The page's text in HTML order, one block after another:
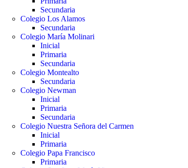
Secundaria
Colegio Los Alamos
Secundaria
Colegio María Molinari
Inicial
Primaria
Secundaria
Colegio Montealto
Secundaria
Colegio Newman
Inicial
Primaria
Secundaria
Colegio Nuestra Señora del Carmen
Inicial
Primaria
Colegio Papa Francisco
Primaria